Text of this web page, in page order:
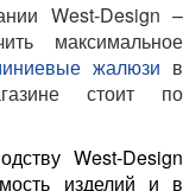
West-Design –
максимальное
жалюзи в
стоит по
West-Design
изделий и в